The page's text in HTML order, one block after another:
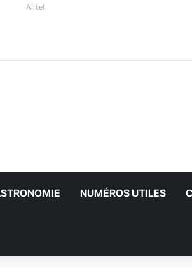
Airtel
NUMÉROS UTILES